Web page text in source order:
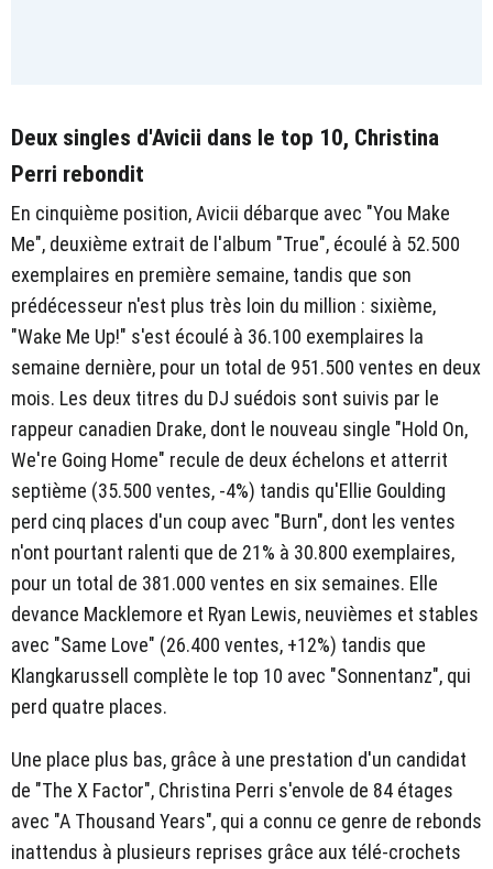
Deux singles d'Avicii dans le top 10, Christina
Perri rebondit
En cinquième position, Avicii débarque avec "You Make
Me", deuxième extrait de l'album "True", écoulé à 52.500
exemplaires en première semaine, tandis que son
prédécesseur n'est plus très loin du million : sixième,
"Wake Me Up!" s'est écoulé à 36.100 exemplaires la
semaine dernière, pour un total de 951.500 ventes en deux
mois. Les deux titres du DJ suédois sont suivis par le
rappeur canadien Drake, dont le nouveau single "Hold On,
We're Going Home" recule de deux échelons et atterrit
septième (35.500 ventes, -4%) tandis qu'Ellie Goulding
perd cinq places d'un coup avec "Burn", dont les ventes
n'ont pourtant ralenti que de 21% à 30.800 exemplaires,
pour un total de 381.000 ventes en six semaines. Elle
devance Macklemore et Ryan Lewis, neuvièmes et stables
avec "Same Love" (26.400 ventes, +12%) tandis que
Klangkarussell complète le top 10 avec "Sonnentanz", qui
perd quatre places.
Une place plus bas, grâce à une prestation d'un candidat
de "The X Factor", Christina Perri s'envole de 84 étages
avec "A Thousand Years", qui a connu ce genre de rebonds
inattendus à plusieurs reprises grâce aux télé-crochets